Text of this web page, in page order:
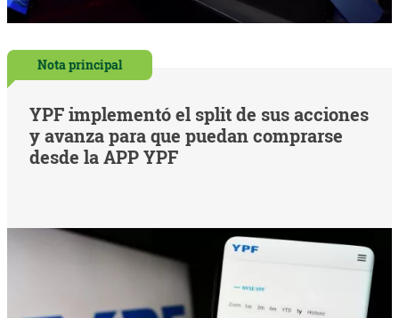
Nota principal
YPF implementó el split de sus acciones
y avanza para que puedan comprarse
desde la APP YPF